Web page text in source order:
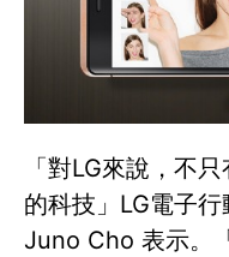
「對LG來說，不
的科技」LG電子
Juno Cho 表示。